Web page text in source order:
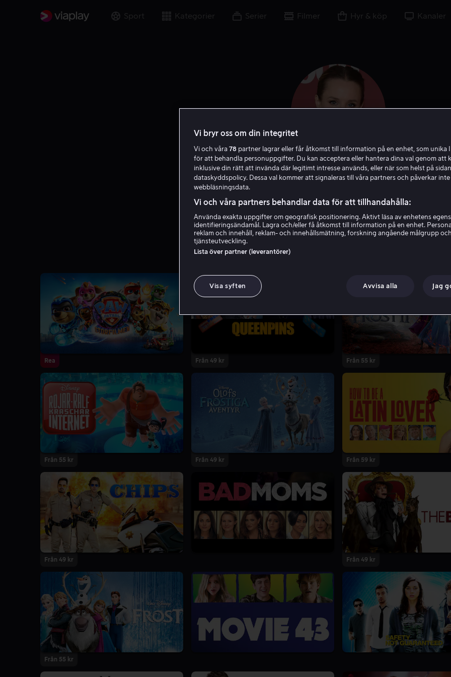
Sport Kategorier Serier Filmer Hyr & köp Kanaler
Kristen Bell
Röst Skådespelare Gäst Exekutiv producent
Rea Från 49 kr Från 55 kr
Från 55 kr Från 49 kr Från 59 kr
Från 49 kr Från 49 kr
Från 55 kr
Vi bryr oss om din integritet
Vi och våra 78 partner lagrar eller får åtkomst till information på en enhet, som unika
för att behandla personuppgifter. Du kan acceptera eller hantera dina val genom att
inklusive din rätt att invända där legitimt intresse används, eller när som helst på
dataskyddspolicy. Dessa val kommer att signaleras till våra partners och påverkar inte
webbläsningsdata.
Vi och våra partners behandlar data för att tillhandahålla:
Använda exakta uppgifter om geografisk positionering. Aktivt läsa av enhetens
identifieringsändamål. Lagra och/eller få åtkomst till information på en enhet.
reklam och innehåll, reklam- och innehållsmätning, forskning angående målgrupp
tjänsteutveckling.
Lista över partner (leverantörer)
Visa syften Avvisa alla Jag